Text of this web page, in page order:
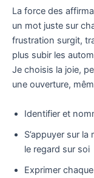
La force des
un mot juste sur
frustration surgit,
plus subir les
Je choisis la joie,
une ouverture,
Identifier et
S’appuyer sur
le regard sur soi
Exprimer